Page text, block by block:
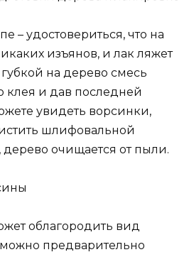
– удостовериться, что на
изъянов, и лак ляжет
на дерево смесь
клея и дав последней
увидеть ворсинки,
шлифовальной
очищается от пыли.
облагородить вид
предварительно